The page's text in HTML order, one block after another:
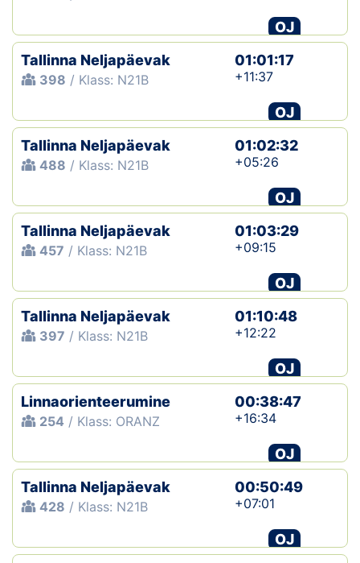
OJ
Tallinna Neljapäevak
398 / Klass: N21B
01:01:17
+11:37
OJ
Tallinna Neljapäevak
488 / Klass: N21B
01:02:32
+05:26
OJ
Tallinna Neljapäevak
457 / Klass: N21B
01:03:29
+09:15
OJ
Tallinna Neljapäevak
397 / Klass: N21B
01:10:48
+12:22
OJ
Linnaorienteerumine
254 / Klass: ORANZ
00:38:47
+16:34
OJ
Tallinna Neljapäevak
428 / Klass: N21B
00:50:49
+07:01
OJ